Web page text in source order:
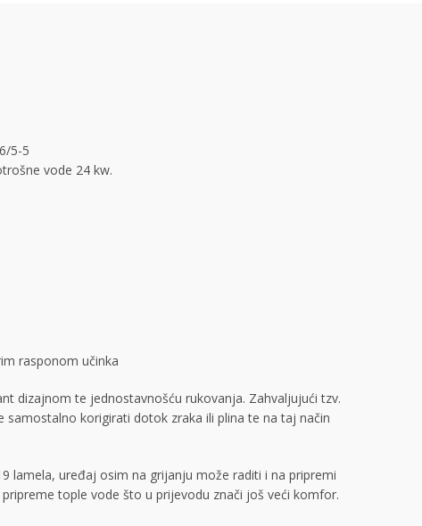
5-5
vode 24 kw.
rasponom učinka
dizajnom te jednostavnošću rukovanja. Zahvaljujući tzv.
samostalno korigirati dotok zraka ili plina te na taj način
lamela, uređaj osim na grijanju može raditi i na pripremi
tople vode što u prijevodu znači još veći komfor.